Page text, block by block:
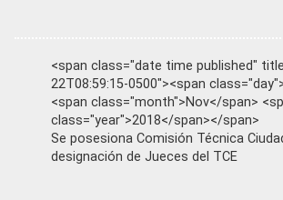
<span class="date time published"
22T08:59:15-0500"><span
<span class="month">Nov</span>
class="year">2018</span></span>
Se posesiona Comisión Técnica
designación de Jueces del TCE